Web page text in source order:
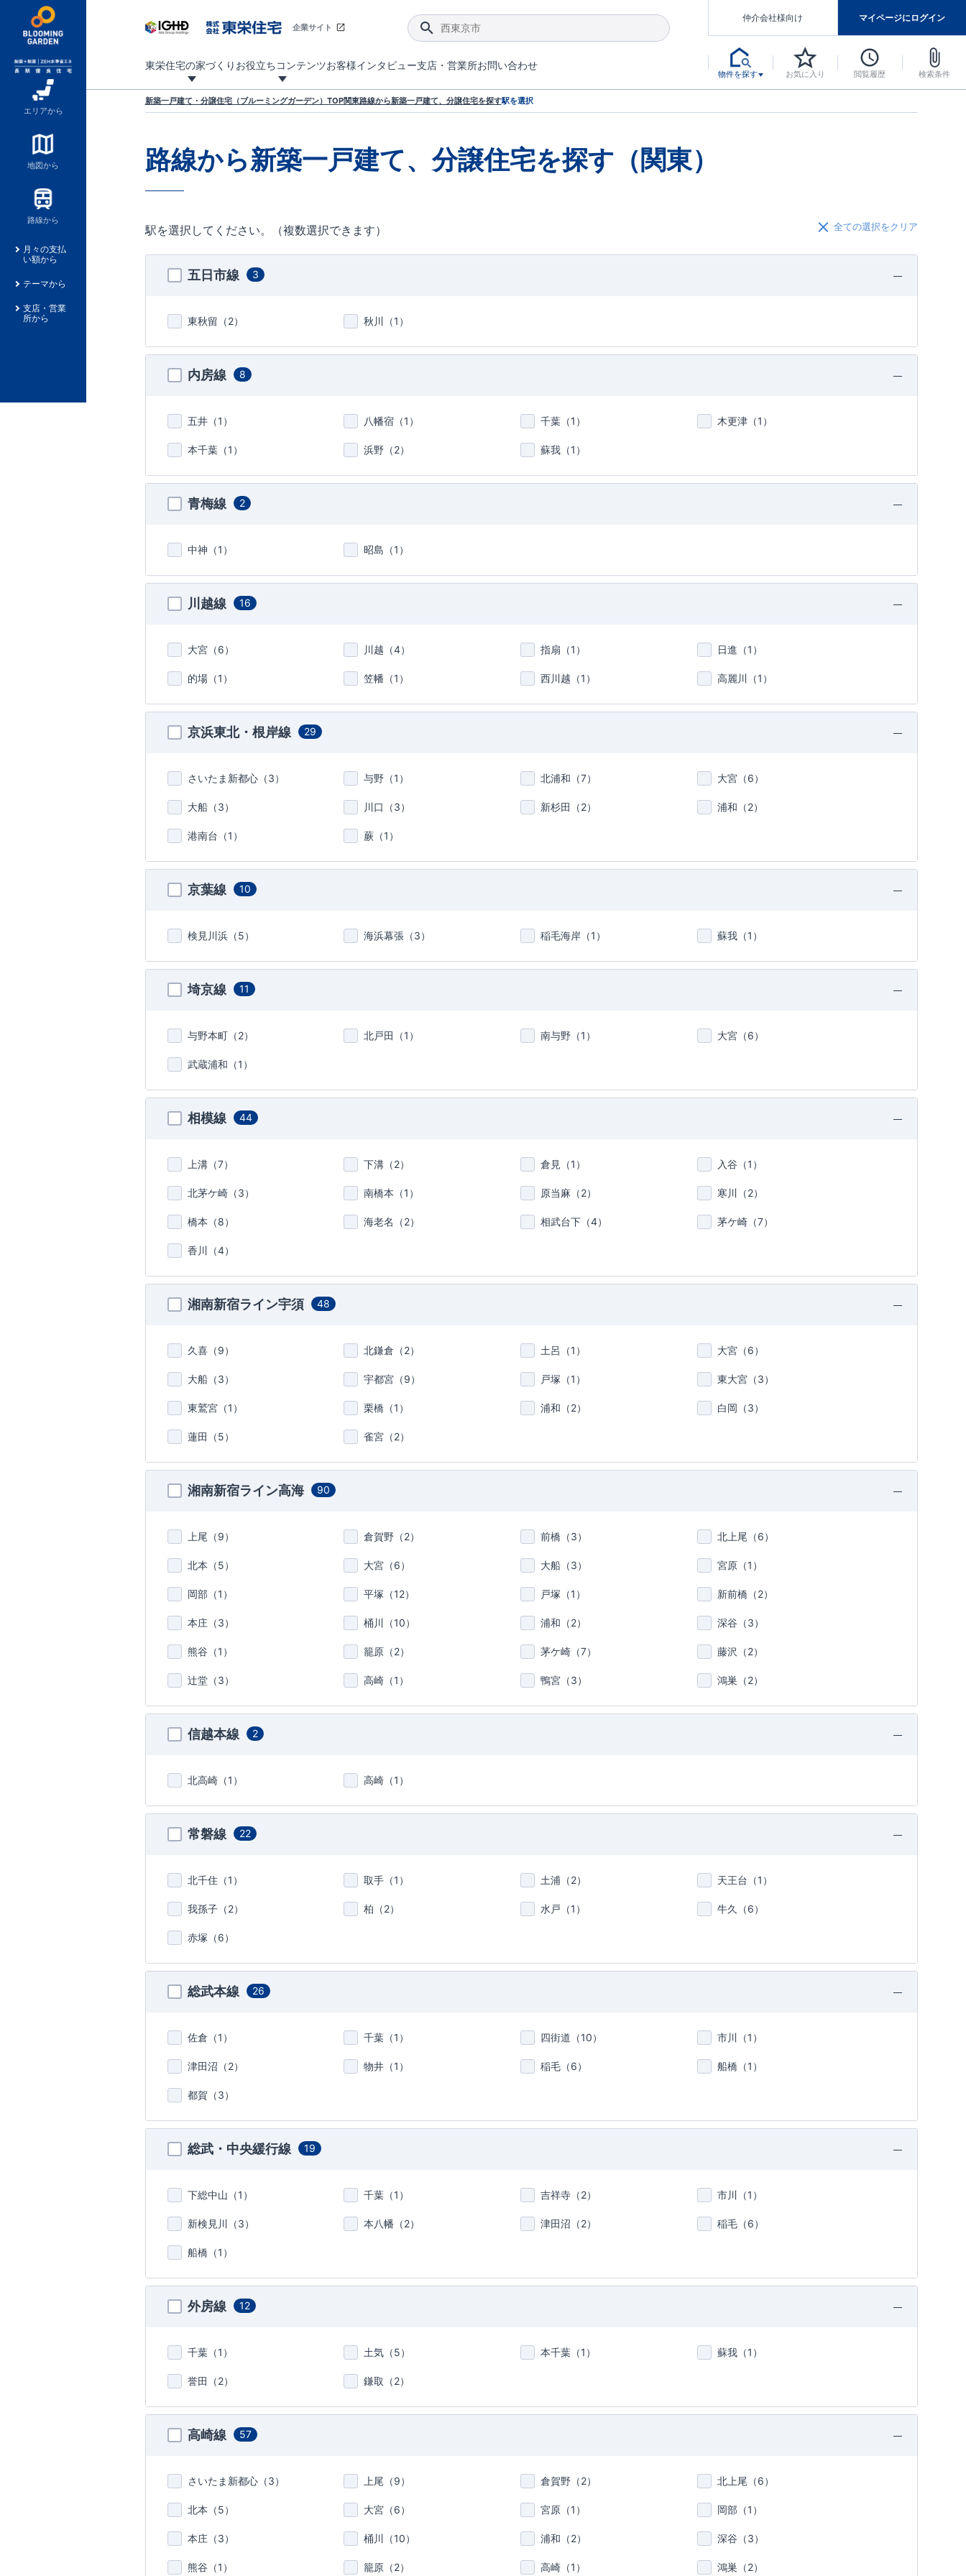
エリアから
地図から
路線から
月々の支払
い額から
テーマから
支店・営業
所から
企業サイト
東栄住宅の家づくり お役立ちコンテンツお客様インタビュー支店・営業所お問い合わせ
仲介会社様向け マイページにログイン
物件を探す お気に入り 閲覧履歴 検索条件
新築一戸建て・分譲住宅（ブルーミングガーデン）TOP関東路線から新築一戸建て、分譲住宅を探す駅を選択
路線から新築一戸建て、分譲住宅を探す（関東）
駅を選択してください。（複数選択できます） 全ての選択をクリア
五日市線 3
東秋留（2） 秋川（1 ）
内房線 8
五井（1 ） 八幡宿（1 ） 千葉（1 ） 木更津（1 ）
本千葉（1 ） 浜野（2） 蘇我（1 ）
青梅線 2
中神（1 ） 昭島（1 ）
川越線 16
大宮（6） 川越（4） 指扇（1 ） 日進（1 ）
的場（1 ） 笠幡（1 ） 西川越（1 ） 高麗川（1 ）
京浜東北・根岸線 29
さいたま新都心（3） 与野（1 ） 北浦和（7） 大宮（6）
大船（3） 川口（3） 新杉田（2） 浦和（2）
港南台（1 ） 蕨（1 ）
京葉線 10
検見川浜（5） 海浜幕張（3） 稲毛海岸（1 ） 蘇我（1 ）
埼京線 11
与野本町（2） 北戸田（1 ） 南与野（1 ） 大宮（6）
武蔵浦和（1 ）
相模線 44
上溝（7） 下溝（2） 倉見（1 ） 入谷（1 ）
北茅ケ崎（3） 南橋本（1 ） 原当麻（2） 寒川（2）
橋本（8） 海老名（2） 相武台下（4） 茅ケ崎（7）
香川（4）
湘南新宿ライン宇須 48
久喜（9） 北鎌倉（2） 土呂（1 ） 大宮（6）
大船（3） 宇都宮（9） 戸塚（1 ） 東大宮（3）
東鷲宮（1 ） 栗橋（1 ） 浦和（2） 白岡（3）
蓮田（5） 雀宮（2）
湘南新宿ライン高海 90
上尾（9） 倉賀野（2） 前橋（3） 北上尾（6）
北本（5） 大宮（6） 大船（3） 宮原（1 ）
岡部（1 ） 平塚（12） 戸塚（1 ） 新前橋（2）
本庄（3） 桶川（10） 浦和（2） 深谷（3）
熊谷（1 ） 籠原（2） 茅ケ崎（7） 藤沢（2）
辻堂（3） 高崎（1 ） 鴨宮（3） 鴻巣（2）
信越本線 2
北高崎（1 ） 高崎（1 ）
常磐線 22
北千住（1 ） 取手（1 ） 土浦（2） 天王台（1 ）
我孫子（2） 柏（2） 水戸（1 ） 牛久（6）
赤塚（6）
総武本線 26
佐倉（1 ） 千葉（1 ） 四街道（10） 市川（1 ）
津田沼（2） 物井（1 ） 稲毛（6） 船橋（1 ）
都賀（3）
総武・中央緩行線 19
下総中山（1 ） 千葉（1 ） 吉祥寺（2） 市川（1 ）
新検見川（3） 本八幡（2） 津田沼（2） 稲毛（6）
船橋（1 ）
外房線 12
千葉（1 ） 土気（5） 本千葉（1 ） 蘇我（1 ）
誉田（2） 鎌取（2）
高崎線 57
さいたま新都心（3） 上尾（9） 倉賀野（2） 北上尾（6）
北本（5） 大宮（6） 宮原（1 ） 岡部（1 ）
本庄（3） 桶川（10） 浦和（2） 深谷（3）
熊谷（1 ） 籠原（2） 高崎（1 ） 鴻巣（2）